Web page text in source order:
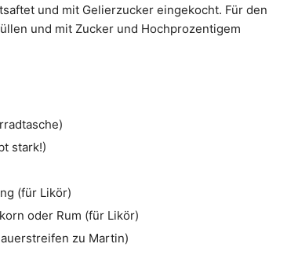
und mit Gelierzucker eingekocht. Für den
und mit Zucker und Hochprozentigem
stark!)
(für Likör)
oder Rum (für Likör)
zu Martin)